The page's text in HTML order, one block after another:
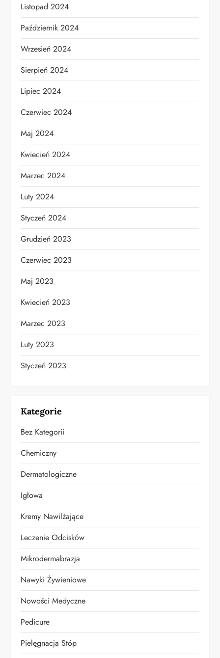
Listopad 2024
Październik 2024
Wrzesień 2024
Sierpień 2024
Lipiec 2024
Czerwiec 2024
Maj 2024
Kwiecień 2024
Marzec 2024
Luty 2024
Styczeń 2024
Grudzień 2023
Czerwiec 2023
Maj 2023
Kwiecień 2023
Marzec 2023
Luty 2023
Styczeń 2023
Kategorie
Bez Kategorii
Chemiczny
Dermatologiczne
Igłowa
Kremy Nawilżające
Leczenie Odcisków
Mikrodermabrazja
Nawyki Żywieniowe
Nowości Medyczne
Pedicure
Pielęgnacja Stóp